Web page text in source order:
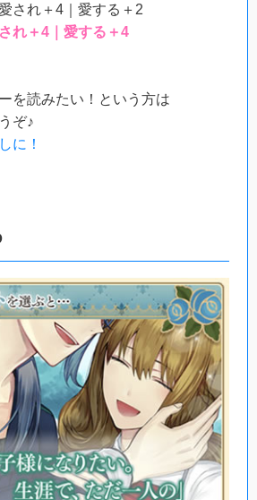
され＋4｜愛する＋2
れ＋4｜愛する＋4
を読みたい！という方は
ぞ♪
に！